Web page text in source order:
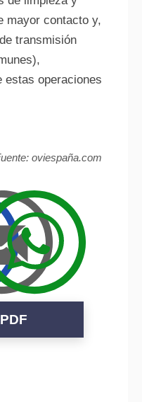
mayor contacto y,
transmisión
estas operaciones
oviespaña.com